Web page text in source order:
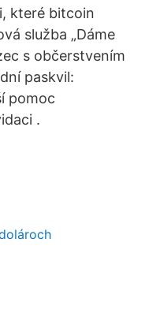
které bitcoin
služba „Dáme
s občerstvením
paskvil:
pomoc
.